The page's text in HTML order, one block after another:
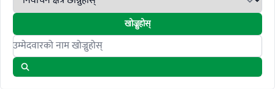
खोज्नुहोस्
Search candidates